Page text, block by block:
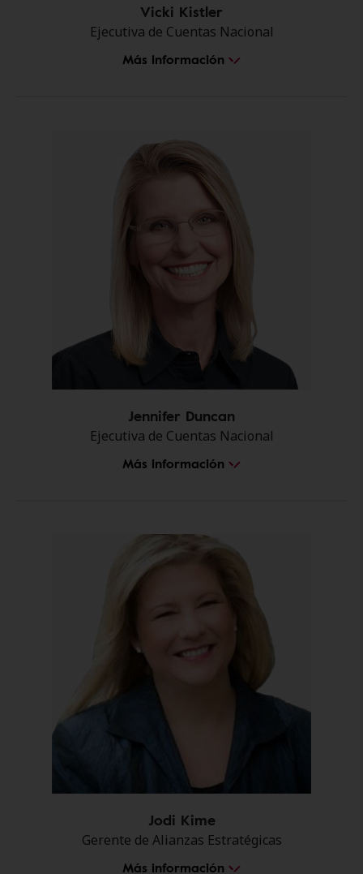
Vicki Kistler
Ejecutiva de Cuentas Nacional
Más información
Jennifer Duncan
Ejecutiva de Cuentas Nacional
Más información
Jodi Kime
Gerente de Alianzas Estratégicas
Más información